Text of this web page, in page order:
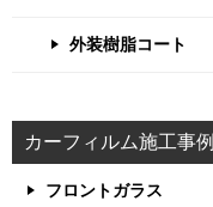
外装樹脂コート
カーフィルム施工事例
フロントガラス